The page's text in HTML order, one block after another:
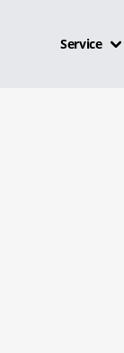
Service